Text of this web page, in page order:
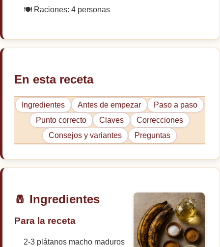
🍽️ Raciones: 4 personas
En esta receta
Ingredientes Antes de empezar
Paso a paso
Punto correcto
Claves
Correcciones
Consejos y variantes
Preguntas
🧂 Ingredientes
Para la receta
2-3 plátanos macho maduros